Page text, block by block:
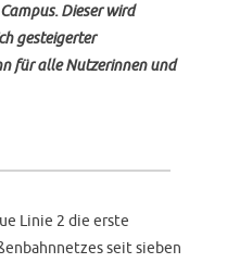
Dieser wird
gesteigerter
für alle Nutzerinnen und
Linie 2 die erste
seit sieben